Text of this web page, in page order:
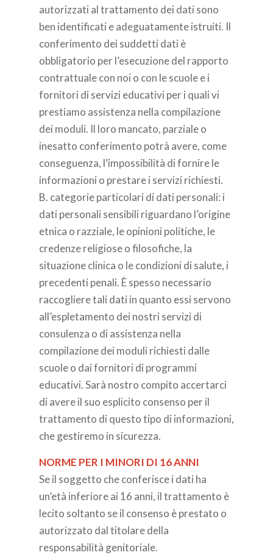
autorizzati al trattamento dei dati sono
ben identificati e adeguatamente istruiti. Il
conferimento dei suddetti dati è
obbligatorio per l’esecuzione del rapporto
contrattuale con noi o con le scuole e i
fornitori di servizi educativi per i quali vi
prestiamo assistenza nella compilazione
dei moduli. Il loro mancato, parziale o
inesatto conferimento potrà avere, come
conseguenza, l’impossibilità di fornire le
informazioni o prestare i servizi richiesti.
B. categorie particolari di dati personali: i
dati personali sensibili riguardano l’origine
etnica o razziale, le opinioni politiche, le
credenze religiose o filosofiche, la
situazione clinica o le condizioni di salute, i
precedenti penali. È spesso necessario
raccogliere tali dati in quanto essi servono
all’espletamento dei nostri servizi di
consulenza o di assistenza nella
compilazione dei moduli richiesti dalle
scuole o dai fornitori di programmi
educativi. Sarà nostro compito accertarci
di avere il suo esplicito consenso per il
trattamento di questo tipo di informazioni,
che gestiremo in sicurezza.
NORME PER I MINORI DI 16 ANNI
Se il soggetto che conferisce i dati ha
un’età inferiore ai 16 anni, il trattamento è
lecito soltanto se il consenso è prestato o
autorizzato dal titolare della
responsabilità genitoriale.